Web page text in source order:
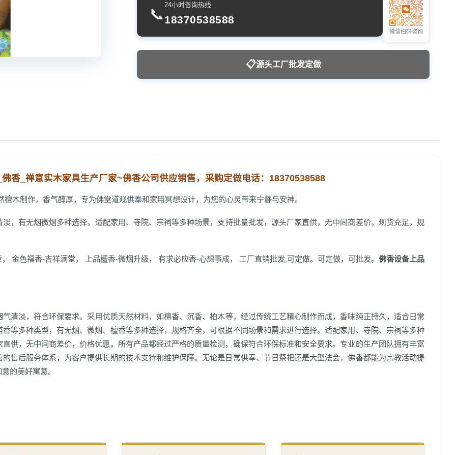
📞
24小时咨询热线
18370538588
微信扫码咨询
📋源头工厂批发定做
香_禅意实木家具生产厂家~佛香公司供应销售， 采购定做电话： 18370538588
木制作，香气醇厚，专为佛堂道观供奉和家用冥想设计，为您的心灵带来宁静与安神。
，有无烟微烟多种选择，适配家用、寺院、宗祠等多种场景，支持批量批发，源头厂家直供，无中间商差价，现货充足，规
金色福香-吉祥满堂， 上品檀香-微烟升级， 有求必应香-心想事成， 工厂直销批发,可定做。可定做，可批发。 佛香设备上品
清淡，符合环保要求。采用优质天然材料，如檀香、沉香、柏木等，经过传统工艺精心制作而成，香味纯正持久，适合日常
等多种类型，有无烟、微烟、檀香等多种选择，规格齐全，可根据不同场景和需求进行选择。适配家用、寺院、宗祠等多种
供，无中间商差价，价格优惠。所有产品都经过严格的质量检测，确保符合环保标准和安全要求。专业的生产团队拥有丰富
售后服务体系，为客户提供长期的技术支持和维护保障。无论是日常供奉、节日祭祀还是大型法会，佛香都能为宗教活动提
的美好寓意。